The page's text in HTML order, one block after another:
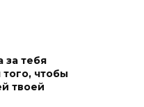
за тебя
чтобы
твоей